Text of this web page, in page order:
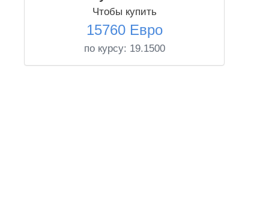
Чтобы купить
15760 Евро
по курсу: 19.1500